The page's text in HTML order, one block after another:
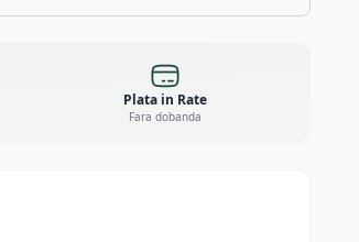
Plata in Rate
Fara dobanda